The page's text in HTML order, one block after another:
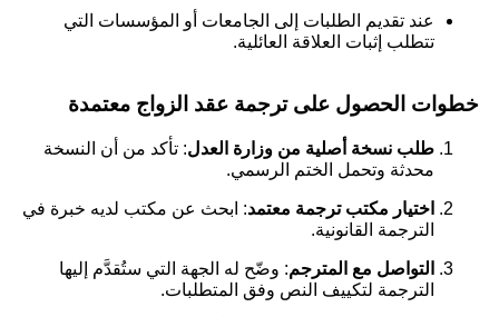
عند تقديم الطلبات إلى الجامعات أو المؤسسات التي
تتطلب إثبات العلاقة العائلية.
خطوات الحصول على ترجمة عقد الزواج معتمدة
طلب نسخة أصلية من وزارة العدل: تأكد من أن النسخة
محدثة وتحمل الختم الرسمي.
اختيار مكتب ترجمة معتمد: ابحث عن مكتب لديه خبرة في
الترجمة القانونية.
التواصل مع المترجم: وضّح له الجهة التي ستُقدَّم إليها
الترجمة لتكييف النص وفق المتطلبات.